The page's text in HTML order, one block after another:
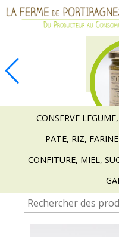
CONSERVE
PATE, RIZ, FARINE
CONFITURE, MIEL,